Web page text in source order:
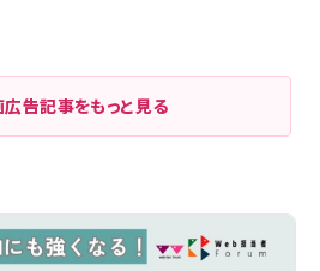
告記事をもっと見る